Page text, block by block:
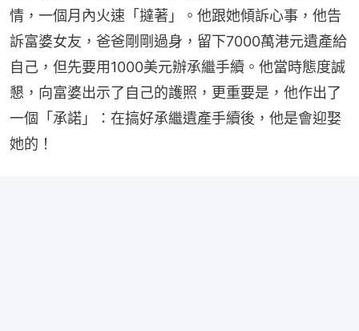
情，一個月內火速「撻著」。他跟她傾訴心事，他告
訴富婆女友，爸爸剛剛過身，留下7000萬港元遺產給
自己，但先要用1000美元辦承繼手續。他當時態度誠
懇，向富婆出示了自己的護照，更重要是，他作出了
一個「承諾」：在搞好承繼遺產手續後，他是會迎娶
她的！